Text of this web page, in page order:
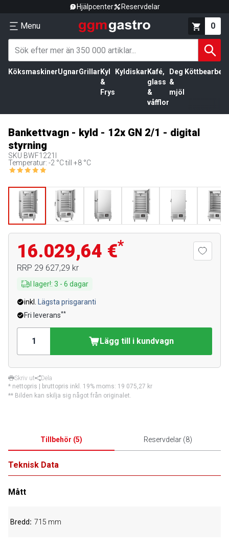
Hjälpcenter Reservdelar
Menu 0
KöksmaskinerUgnarGrillar Kyl
&
Frys
Kyldiskar Kafé,
glass
&
våfflor
Deg
&
mjöl
Bankettvagn - kyld - 12x GN 2/1 - digital
styrning
SKU BWF1221I
Temperatur: -2 °C till +8 °C
16.029,64 €*
RRP 29 627,29 kr
I lager!: 3 - 6 dagar
inkl.
Lägsta prisgaranti
Fri leverans**
Lägg till i kundvagn
Skriv ut
Dela
* nettopris | bruttopris inkl. 19% moms: 19 075,27 kr
** Bilden kan skilja sig något från originalet.
Tillbehör (5) Reservdelar(8)
Teknisk Data
Mått
Bredd 715 mm